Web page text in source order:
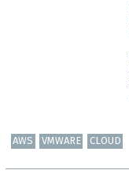
AWS VMWARE CLOUD